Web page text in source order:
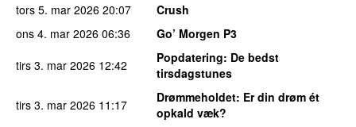
tors 5. mar 2026 20:07
Crush
ons 4. mar 2026 06:36
Go’ Morgen P3
tirs 3. mar 2026 12:42 Popdatering: De bedst
tirsdagstunes
tirs 3. mar 2026 11:17 Drømmeholdet: Er din drøm ét
opkald væk?